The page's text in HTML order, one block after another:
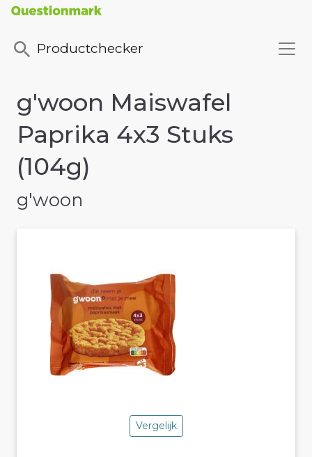
Productchecker
g'woon Maiswafel
Paprika 4x3 Stuks
(104g)
g'woon
Vergelijk